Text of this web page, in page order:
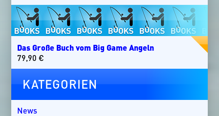
Das Große Buch vom Big Game Angeln
79,90 €
KATEGORIEN
News